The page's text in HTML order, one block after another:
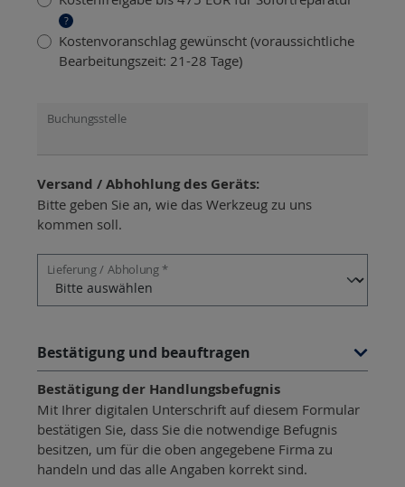
?
Kostenvoranschlag gewünscht (voraussichtliche
Bearbeitungszeit: 21-28 Tage)
Buchungsstelle
Versand / Abhohlung des Geräts:
Bitte geben Sie an, wie das Werkzeug zu uns
kommen soll.
Lieferung / Abholung *
Bestätigung und beauftragen
Bestätigung der Handlungsbefugnis
Mit Ihrer digitalen Unterschrift auf diesem Formular
bestätigen Sie, dass Sie die notwendige Befugnis
besitzen, um für die oben angegebene Firma zu
handeln und das alle Angaben korrekt sind.